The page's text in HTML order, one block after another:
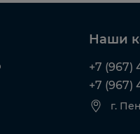
Наши
+7 (967)
+7 (967)
г.